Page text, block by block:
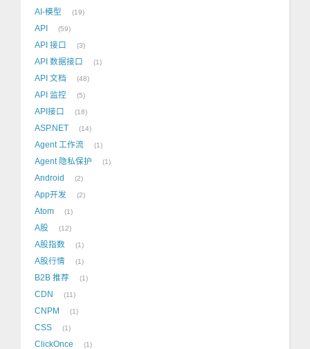
AI-模型 19
API 59
API 接口 3
API 数据接口 1
API 文档 48
API 监控 5
API接口 18
ASP.NET 14
Agent 工作流 1
Agent 隐私保护 1
Android 2
App开发 2
Atom 1
A股 12
A股指数 1
A股行情 1
B2B 推荐 1
CDN 11
CNPM 1
CSS 1
ClickOnce 1